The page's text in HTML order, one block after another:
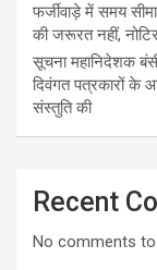
फर्जीवाड़े में समय
की जरूरत नहीं,
सूचना महानिदेशक
दिवंगत पत्रकारों के
संस्तुति की
Recent
No comments to